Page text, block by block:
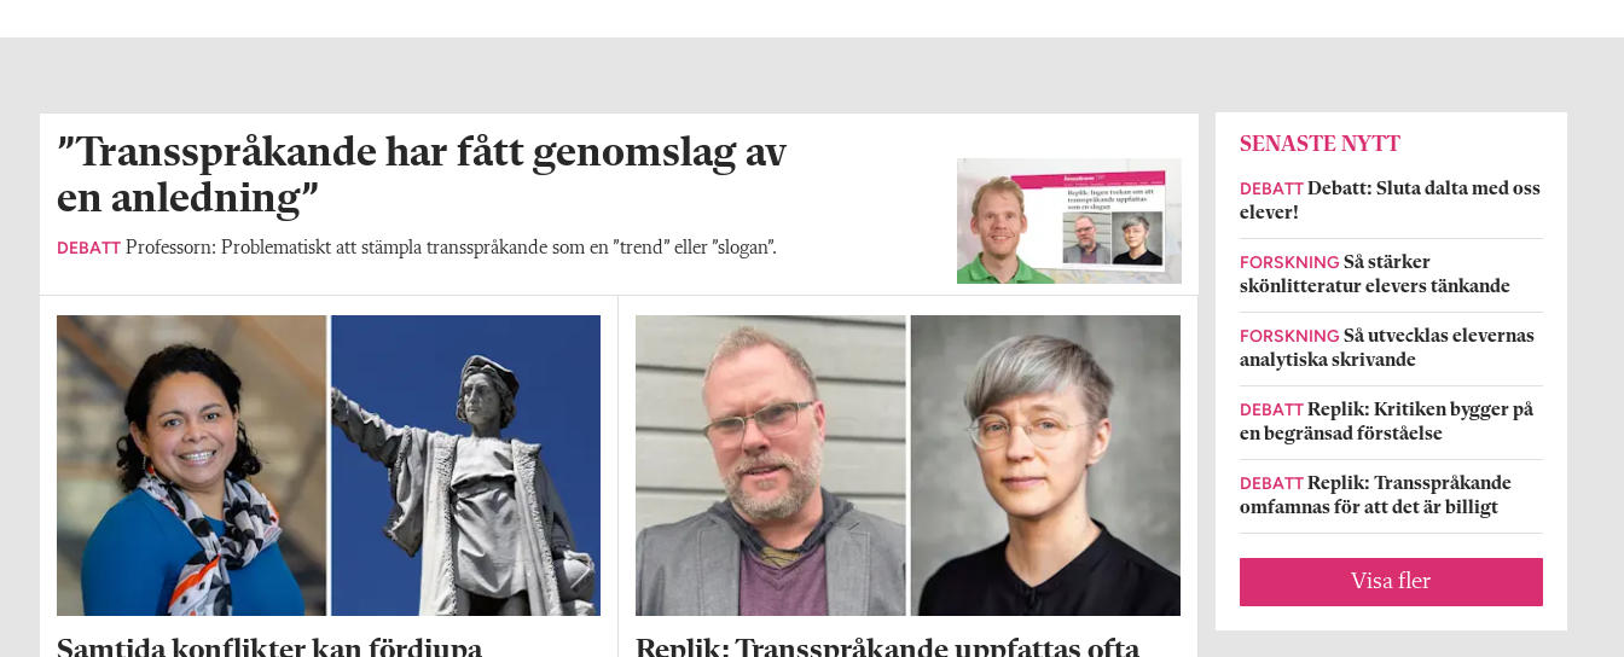
”Transspråkande har fått genomslag av
en anledning”
DEBATT Professorn: Problematiskt att stämpla transspråkande som en ”trend” eller ”slogan”.
SENASTE NYTT
DEBATT Debatt: Sluta dalta med oss
elever!
FORSKNING Så stärker
skönlitteratur elevers tänkande
FORSKNING Så utvecklas elevernas
analytiska skrivande
DEBATT Replik: Kritiken bygger på
en begränsad förståelse
DEBATT Replik: Transspråkande
omfamnas för att det är billigt
Visa fler